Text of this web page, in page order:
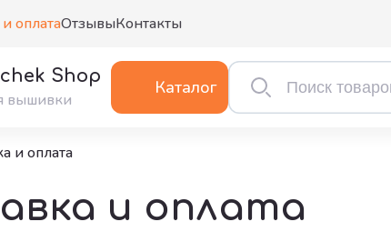
оплатаОтзывыКонтакты
Shop
вышивки
Каталог
и оплата
и оплата